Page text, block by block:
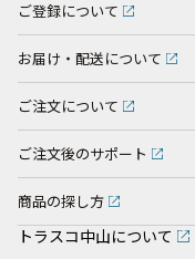
ご登録について
お届け・配送について
ご注文について
ご注文後のサポート
商品の探し方
トラスコ中山について